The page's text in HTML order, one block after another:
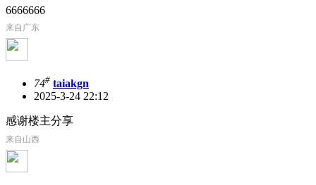
6666666
来自广东
74# taiakgn
2025-3-24 22:12
感谢楼主分享
来自山西